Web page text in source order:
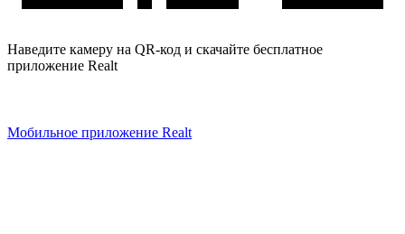
Наведите камеру на QR-код и скачайте бесплатное
приложение Realt
Мобильное приложение Realt